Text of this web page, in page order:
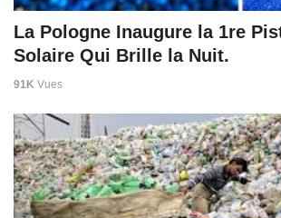
La Pologne Inaugure la 1re
Solaire Qui Brille la Nuit.
91K Vues